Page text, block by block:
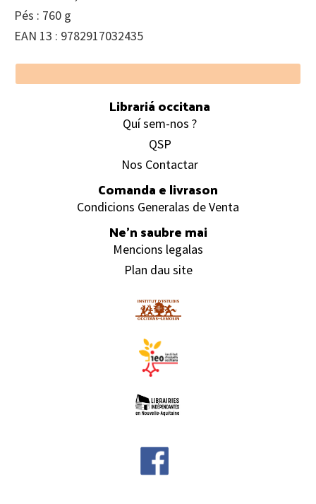
Pés : 760 g
EAN 13 : 9782917032435
Footer
Librariá occitana
Quí sem-nos ?
QSP
Nos Contactar
Comanda e livrason
Condicions Generalas de Venta
Ne’n saubre mai
Mencions legalas
Plan dau site